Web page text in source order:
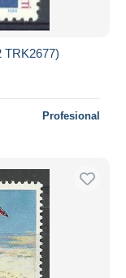
TRK2677)
Profesional